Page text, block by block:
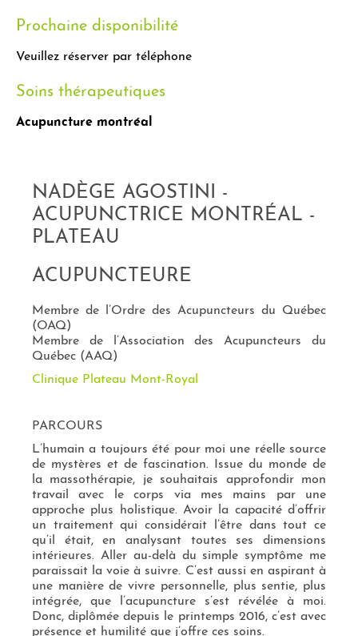
Prochaine disponibilité
Veuillez réserver par téléphone
Soins thérapeutiques
Acupuncture montréal
NADÈGE AGOSTINI -
ACUPUNCTRICE MONTRÉAL -
PLATEAU
ACUPUNCTEURE
Membre de l’Ordre des Acupuncteurs du Québec
(OAQ)
Membre de l’Association des Acupuncteurs du
Québec (AAQ)
Clinique Plateau Mont-Royal
PARCOURS
L’humain a toujours été pour moi une réelle source
de mystères et de fascination. Issue du monde de
la massothérapie, je souhaitais approfondir mon
travail avec le corps via mes mains par une
approche plus holistique. Avoir la capacité d’offrir
un traitement qui considérait l’être dans tout ce
qu’il était, en analysant toutes ses dimensions
intérieures. Aller au-delà du simple symptôme me
paraissait la voie à suivre. C’est aussi en aspirant à
une manière de vivre personnelle, plus sentie, plus
intégrée, que l’acupuncture s’est révélée à moi.
Donc, diplômée depuis le printemps 2016, c’est avec
présence et humilité que j’offre ces soins.